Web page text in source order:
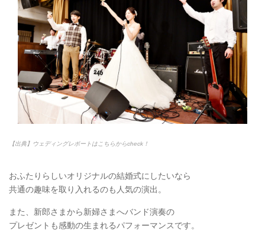
【出典】ウェディングレポートはこちらからcheck！
おふたりらしいオリジナルの結婚式にしたいなら
共通の趣味を取り入れるのも人気の演出。
また、新郎さまから新婦さまへバンド演奏の
プレゼントも感動の生まれるパフォーマンスです。